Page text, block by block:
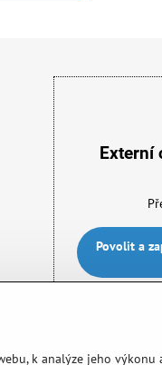
Externí
Povolit a
k analýze jeho